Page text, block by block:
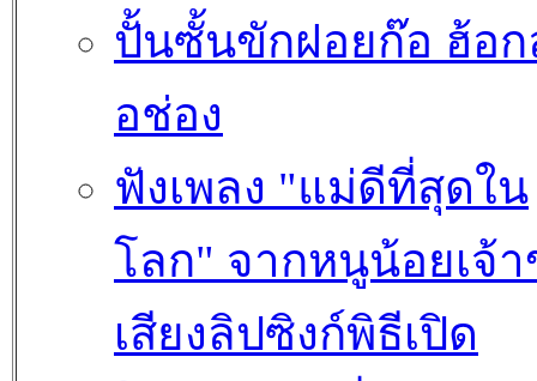
ปั้นซั้นขักฝอยก๊อ ฮ้อ
อช่อง
ฟังเพลง "แม่ดีที่สุดใน
โลก" จากหนูน้อยเจ้า
เสียงลิปซิงก์พิธีเปิด